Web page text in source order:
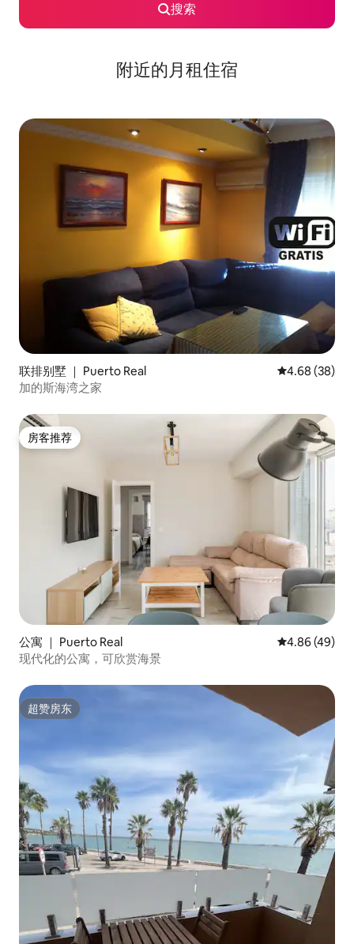
搜索
附近的月租住宿
联排别墅 ｜ Puerto Real 平均评分 4.68
4.68 (38)
加的斯海湾之家
房客推荐
房客推荐
公寓 ｜ Puerto Real 平均评分
4.86 (49)
现代化的公寓，可欣赏海景
超赞房东
超赞房东